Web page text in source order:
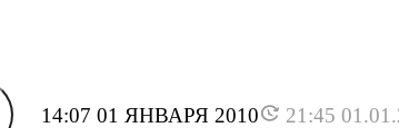
14:07 01 ЯНВАРЯ 2010 21:45